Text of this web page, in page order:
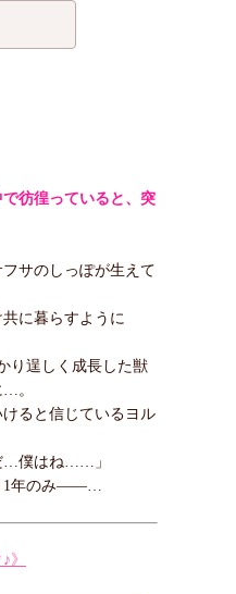
彷徨っていると、突
サのしっぽが生えて
に暮らすように
り逞しく成長した獣
。
ると信じているヨル
…僕はね……」
1年のみ――…
》